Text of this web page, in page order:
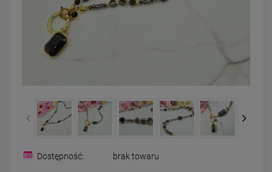
Kolczyki STAL
czarny
39,00 zł
Kolczyki STAL
Dostępność: brak towaru